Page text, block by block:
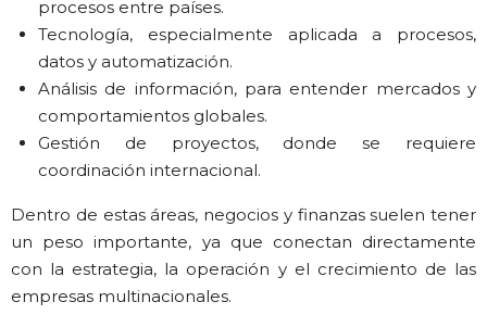
procesos entre países.
Tecnología, especialmente aplicada a procesos,
datos y automatización.
Análisis de información, para entender mercados y
comportamientos globales.
Gestión de proyectos, donde se requiere
coordinación internacional.
Dentro de estas áreas, negocios y finanzas suelen tener
un peso importante, ya que conectan directamente
con la estrategia, la operación y el crecimiento de las
empresas multinacionales.